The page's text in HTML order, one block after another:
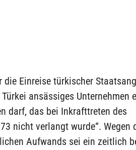
die Einreise türkischer
ansässiges Unternehmen
darf, das bei Inkrafttreten des
nicht verlangt wurde“. Wegen
Aufwands sei ein zeitlich